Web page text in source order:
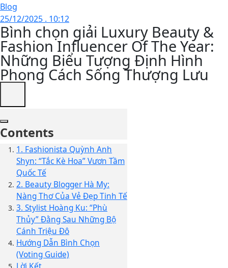
Blog
25/12/2025 . 10:12
Bình chọn giải Luxury Beauty &
Fashion Influencer Of The Year:
Những Biểu Tượng Định Hình
Phong Cách Sống Thượng Lưu
Contents
1. Fashionista Quỳnh Anh
Shyn: “Tắc Kè Hoa” Vươn Tầm
Quốc Tế
2. Beauty Blogger Hà My:
Nàng Thơ Của Vẻ Đẹp Tinh Tế
3. Stylist Hoàng Ku: “Phù
Thủy” Đằng Sau Những Bộ
Cánh Triệu Đô
Hướng Dẫn Bình Chọn
(Voting Guide)